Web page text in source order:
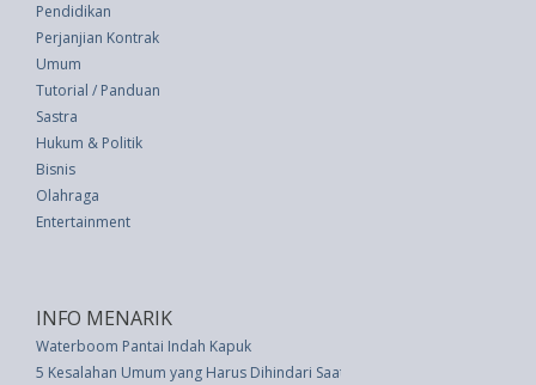
Pendidikan
Perjanjian Kontrak
Umum
Tutorial / Panduan
Sastra
Hukum & Politik
Bisnis
Olahraga
Entertainment
INFO MENARIK
Waterboom Pantai Indah Kapuk
5 Kesalahan Umum yang Harus Dihindari Saat Menyebarkan Rambut